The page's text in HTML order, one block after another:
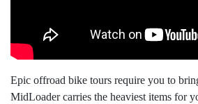
Epic offroad bike tours require you to
MidLoader carries the heaviest items for